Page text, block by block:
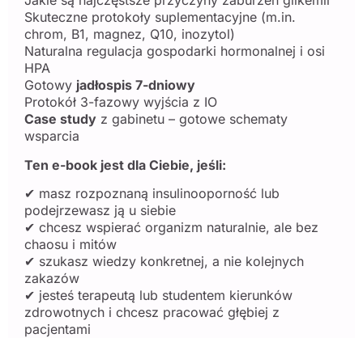
Skuteczne protokoły suplementacyjne (m.in.
chrom, B1, magnez, Q10, inozytol)
Naturalna regulacja gospodarki hormonalnej i osi
HPA
Gotowy jadłospis 7-dniowy
Protokół 3-fazowy wyjścia z IO
Case study z gabinetu – gotowe schematy
wsparcia
Ten e-book jest dla Ciebie, jeśli:
✔ masz rozpoznaną insulinooporność lub
podejrzewasz ją u siebie
✔ chcesz wspierać organizm naturalnie, ale bez
chaosu i mitów
✔ szukasz wiedzy konkretnej, a nie kolejnych
zakazów
✔ jesteś terapeutą lub studentem kierunków
zdrowotnych i chcesz pracować głębiej z
pacjentami